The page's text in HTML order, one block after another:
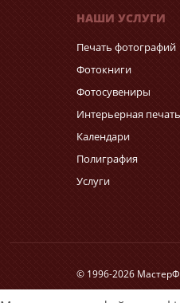
НАШИ УСЛУГИ
Печать фотографий
Фотокниги
Фотосувениры
Интерьерная печать
Календари
Полиграфия
Услуги
© 1996-2026